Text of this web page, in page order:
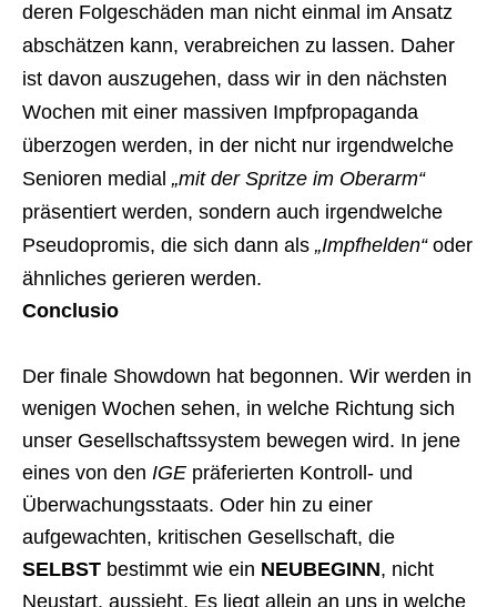
deren Folgeschäden man nicht einmal im Ansatz
abschätzen kann, verabreichen zu lassen. Daher
ist davon auszugehen, dass wir in den nächsten
Wochen mit einer massiven Impfpropaganda
überzogen werden, in der nicht nur irgendwelche
Senioren medial „mit der Spritze im Oberarm“
präsentiert werden, sondern auch irgendwelche
Pseudopromis, die sich dann als „Impfhelden“oder
ähnliches gerieren werden.
Conclusio
Der finale Showdown hat begonnen. Wir werden in
wenigen Wochen sehen, in welche Richtung sich
unser Gesellschaftssystem bewegen wird. In jene
eines von den IGE präferierten Kontroll- und
Überwachungsstaats. Oder hin zu einer
aufgewachten, kritischen Gesellschaft, die
SELBST bestimmt wie ein NEUBEGINN, nicht
Neustart, aussieht. Es liegt allein an uns in welche